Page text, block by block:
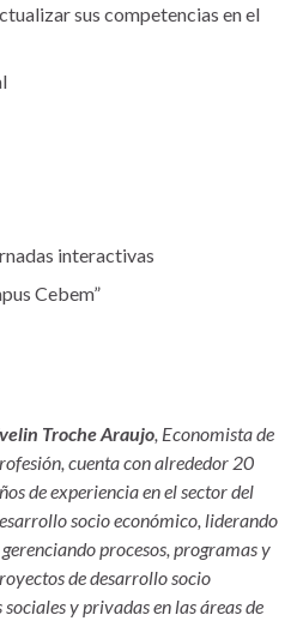
sus competencias en el
interactivas
Cebem”
Troche Araujo , Economista de
cuenta con alrededor 20
de experiencia en el sector del
socio económico, liderando
procesos, programas y
de desarrollo socio
y privadas en las áreas de